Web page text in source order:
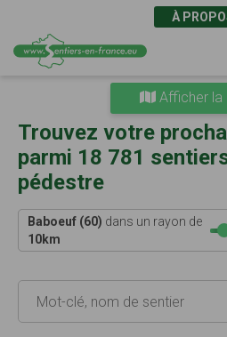
principal
À
Trouvez votre
parmi 18 781
pédestre
Baboeuf (60) dans un rayon de
10km
Afficher la